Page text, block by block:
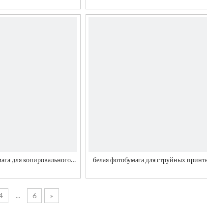
для копировального
белая фотобумага для струйных
... 6 »